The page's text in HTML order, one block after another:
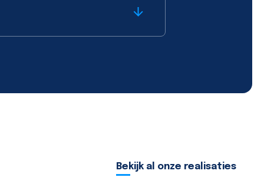
Bekijk al onze realisaties